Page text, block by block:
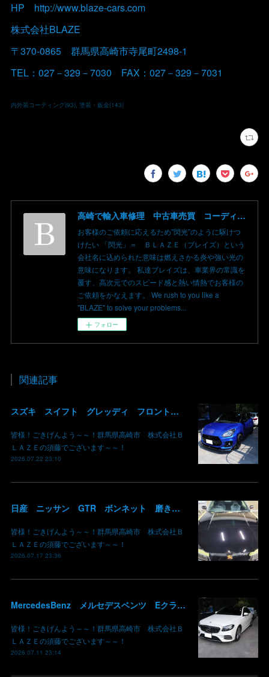
HP http://www.blaze-cars.com
株式会社BLAZE
〒370-0865 群馬県高崎市寺尾町2498-1
TEL：027－329－7030 FAX：027－329－7031
内外装コーティング(93) 塗装・鈑金(143)
高崎で輸入車修理 中古車売買 コーディングならBLAZE（ブレイズ）へ│BLAZE Total Car Support & Modify in Takasaki Gunma
お客様のご依頼に応えるため”閃光”のように駆けつ
けたい 「閃光」＝ ＢＬＡＺＥ（ブレイズ）という
会社名に込められた意味は燃えさかる炎や強い光の
意味になります。 私達ブレイズは、車業界の常識を
覆す、高次元でのスピード感と熱い情熱でお客様の
ご依頼をかなえます。 We rush to you like a
"BLAZE" to solve your problems...
フォロー
関連記事
スズキ スイフト グレッディ フロントリップスポイラー リアウイング 塗装 カーボン クリア 持込み部品 取り付け 群馬 高崎
皆様！ごきげんよう～～！群馬県高崎市 株式会社Ｂ
ＬＡＺＥの須藤でございます～～！
2026.07.22 23:10
日産 ニッサン GTR ボンネット 磨き コーティング 線キズ G'ZOX 群馬 高崎
皆様！ごきげんよう～～！群馬県高崎市 株式会社Ｂ
ＬＡＺＥの須藤でございます～～！
2026.07.17 23:36
MercedesBenz メルセデスベンツ Eクラス W213 パネル木目 エアコンルーバー アンビエントライト リアディフューザー 取り付け ブレーキキャリパー 鈑金 板金 塗装 群馬 高崎
皆様！ごきげんよう～～！群馬県高崎市 株式会社Ｂ
ＬＡＺＥの須藤でございます～～！
2026.07.11 23:14